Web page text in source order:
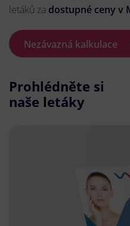
letáků za dostupné ceny v
Nezávazná kalkulace
Prohlédněte si
naše letáky